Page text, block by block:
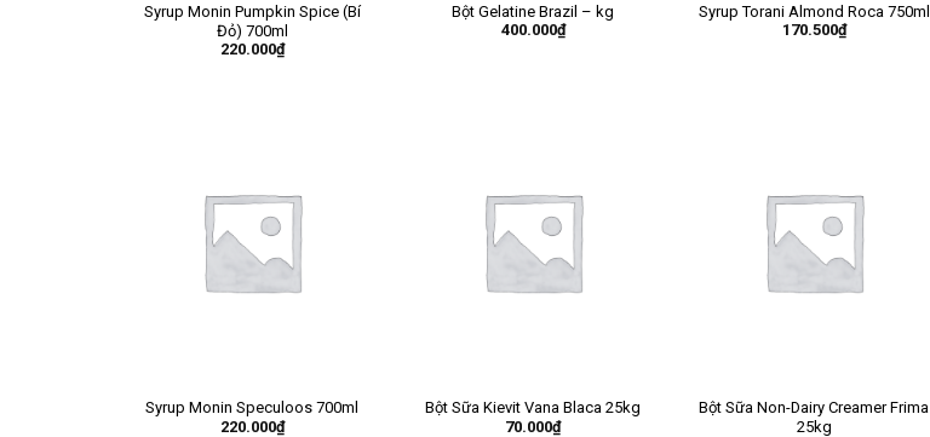
Syrup Monin Pumpkin Spice (Bí
Đỏ) 700ml
220.000₫
Bột Gelatine Brazil – kg
400.000₫
Syrup Torani Almond Roca 750ml
170.500₫
Syrup Monin Speculoos 700ml
220.000₫
Bột Sữa Kievit Vana Blaca 25kg
70.000₫
Bột Sữa Non-Dairy Creamer Frima
25kg